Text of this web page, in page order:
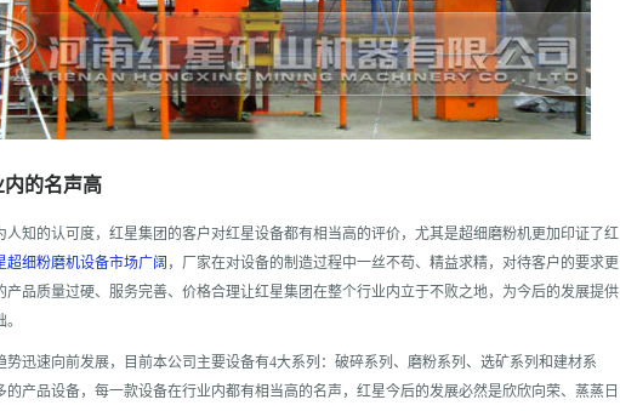
的名声高
人知的认可度，红星集团的客户对红星设备都有相当高的评价，尤其是超细磨粉机更加印证了红
超细粉磨机设备市场广阔 ，厂家在对设备的制造过程中一丝不苟、精益求精，对待客户的要求更
产品质量过硬、服务完善、价格合理让红星集团在整个行业内立于不败之地，为今后的发展提供
势迅速向前发展，目前本公司主要设备有4大系列：破碎系列、磨粉系列、选矿系列和建材系
产品设备，每一款设备在行业内都有相当高的名声，红星今后的发展必然是欣欣向荣、蒸蒸日